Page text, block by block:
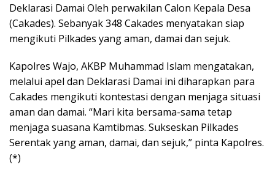
Deklarasi Damai Oleh perwakilan Calon Kepala Desa
(Cakades). Sebanyak 348 Cakades menyatakan siap
mengikuti Pilkades yang aman, damai dan sejuk.
Kapolres Wajo, AKBP Muhammad Islam mengatakan,
melalui apel dan Deklarasi Damai ini diharapkan para
Cakades mengikuti kontestasi dengan menjaga situasi
aman dan damai. “Mari kita bersama-sama tetap
menjaga suasana Kamtibmas. Sukseskan Pilkades
Serentak yang aman, damai, dan sejuk,” pinta Kapolres.
(*)